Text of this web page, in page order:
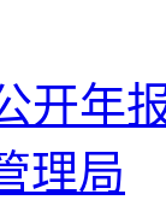
开年
理局